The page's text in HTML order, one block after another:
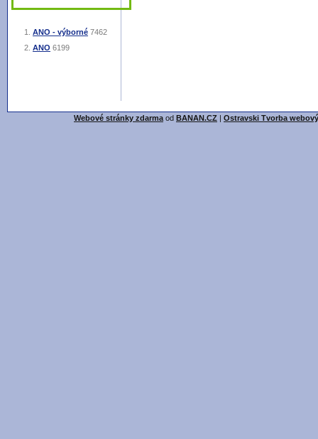
ANO - výborné 7462
ANO 6199
Webové stránky zdarma od BANAN.CZ | Ostravski Tvorba